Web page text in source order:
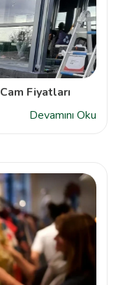
Fiyatları
Devamını Oku